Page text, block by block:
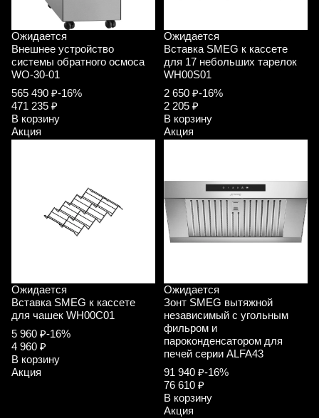
Ожидается
Внешнее устройство
системы обратного осмоса
WO-30-01
565 490 ₽-16%
471 235 ₽
В корзину
Акция
Ожидается
Вставка SMEG к кассете
для 17 небольших тарелок
WH00S01
2 650 ₽-16%
2 205 ₽
В корзину
Акция
Ожидается
Вставка SMEG к кассете
для чашек WH00C01
5 960 ₽-16%
4 960 ₽
В корзину
Акция
Ожидается
Зонт SMEG вытяжной
независимый с угольным
фильром и
пароконденсатором для
печей серии ALFA43
91 940 ₽-16%
76 610 ₽
В корзину
Акция